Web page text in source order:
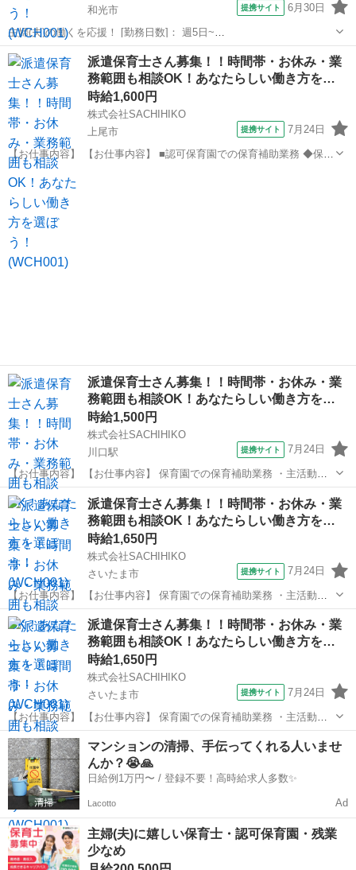
和光市
提携サイト 6月30日
主婦(夫)の働くを応援！ [勤務日数]： 週5日~
06:50~15:50/08:00~17:00/11:10~20:10 [勤務地・最寄駅]： 埼玉県和光
市諏訪2-5 社会福祉法人豊友会 諏訪ひかり保育園 なかもず駅...
埼玉 和光市 保育士
派遣保育士さん募集！！時間帯・お休み・業
務範囲も相談OK！あなたらしい働き方を…
時給1,600円
株式会社SACHIHIKO
上尾市
提携サイト 7月24日
【お仕事内容】 【お仕事内容】 ■認可保育園での保育補助業務 ◆保育
補助とは… ・遊びの見守り ・園児の身の回りのお世話 ・お出迎え・
お見送り ・保育業務に付随した雑務 など ・連絡帳の記入など ※職
場により上記業務内容の有...
埼玉 上尾市
派遣保育士さん募集！！時間帯・お休み・業
務範囲も相談OK！あなたらしい働き方を…
時給1,500円
株式会社SACHIHIKO
川口駅
提携サイト 7月24日
【お仕事内容】 【お仕事内容】 保育園での保育補助業務 ・主活動の
サポート(散歩、手遊び、読み聞かせ等) ・給食、おやつ等の介助 ・午
睡チェック ・清掃、消毒等の衛生管理 ◆保育補助とは… ・遊びの見
守り ・園児の身の回り...
埼玉 川口市 川口駅 保育士
派遣保育士さん募集！！時間帯・お休み・業
務範囲も相談OK！あなたらしい働き方を…
時給1,650円
株式会社SACHIHIKO
さいたま市
提携サイト 7月24日
【お仕事内容】 【お仕事内容】 保育園での保育補助業務 ・主活動の
サポート(散歩、手遊び、読み聞かせ等) ・給食、おやつ等の介助 ・午
睡チェック ・清掃、消毒等の衛生管理 ◆保育補助とは… ・遊びの見
守り ・園児の身の回り...
埼玉 さいたま市 保育士
派遣保育士さん募集！！時間帯・お休み・業
務範囲も相談OK！あなたらしい働き方を…
時給1,650円
株式会社SACHIHIKO
さいたま市
提携サイト 7月24日
【お仕事内容】 【お仕事内容】 保育園での保育補助業務 ・主活動の
サポート(散歩、手遊び、読み聞かせ等) ・給食、おやつ等の介助 ・午
睡チェック ・清掃、消毒等の衛生管理 ◆保育補助とは… ・遊びの見
守り ・園児の身の回り...
埼玉 さいたま市
マンションの清掃、手伝ってくれる人いませ
んか？😭🙏
日給例1万円〜 / 登録不要！高時給求人多数✨
Lacotto Ad
主婦(夫)に嬉しい保育士・認可保育園・残業
少なめ